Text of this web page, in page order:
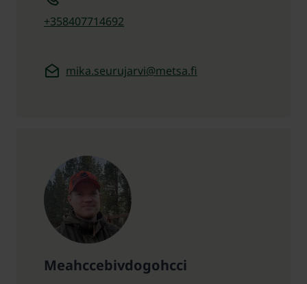
+358407714692
mika.seurujarvi@metsa.fi
Meahccebivdogohcci